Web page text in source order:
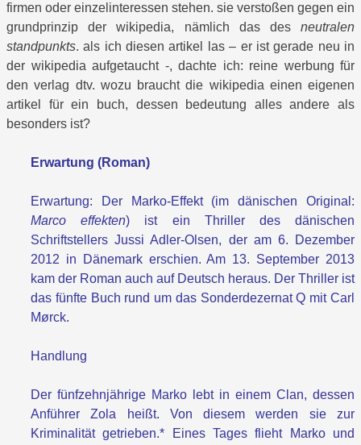
firmen oder einzelinteressen stehen. sie verstoßen gegen ein
grundprinzip der wikipedia, nämlich das des neutralen
standpunkts. als ich diesen artikel las – er ist gerade neu in
der wikipedia aufgetaucht -, dachte ich: reine werbung für
den verlag dtv. wozu braucht die wikipedia einen eigenen
artikel für ein buch, dessen bedeutung alles andere als
besonders ist?
Erwartung (Roman)
Erwartung: Der Marko-Effekt (im dänischen Original:
Marco effekten) ist ein Thriller des dänischen
Schriftstellers Jussi Adler-Olsen, der am 6. Dezember
2012 in Dänemark erschien. Am 13. September 2013
kam der Roman auch auf Deutsch heraus. Der Thriller ist
das fünfte Buch rund um das Sonderdezernat Q mit Carl
Mørck.
Handlung
Der fünfzehnjährige Marko lebt in einem Clan, dessen
Anführer Zola heißt. Von diesem werden sie zur
Kriminalität getrieben.* Eines Tages flieht Marko und